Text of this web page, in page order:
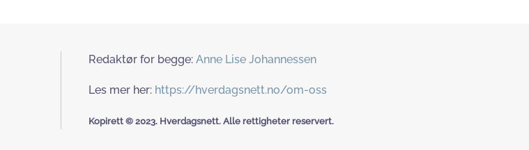
Redaktør for begge: Anne Lise Johannessen
Les mer her: https://hverdagsnett.no/om-oss
Kopirett © 2023. Hverdagsnett. Alle rettigheter reservert.